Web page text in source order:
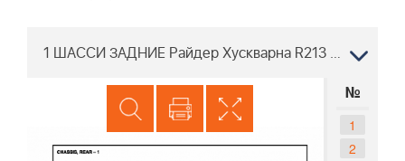
1 ШАССИ ЗАДНИЕ Райдер Хускварна R213 C 967291002, 2018
№
1
2